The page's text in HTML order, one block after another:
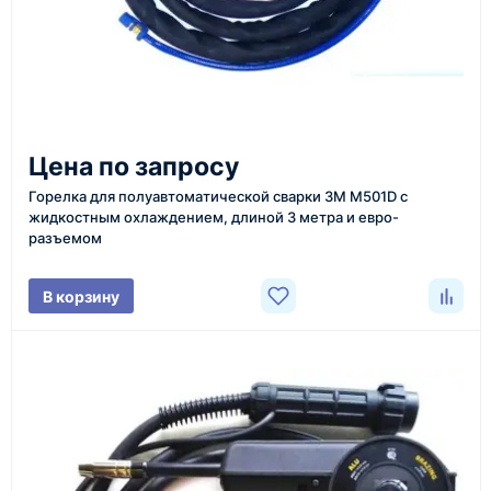
Казахстан и СНГ
доставка оборудования в разные города и
регионы
средний срок доставки по большинству поставок
проверка товара перед отправкой клиенту
Документы
счёт, договор, накладные и сопроводительные
материалы
Цена по запросу
Горелка для полуавтоматической сварки 3M M501D с
жидкостным охлаждением, длиной 3 метра и евро-
разъемом
В корзину